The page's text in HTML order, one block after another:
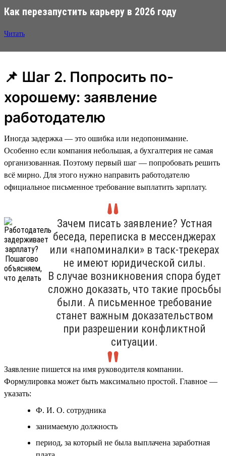
Как перезапустить карьеру в 2026 году
Читать
📌 Шаг 2. Попросить по-
хорошему: заявление
работодателю
Иногда задержка — это ошибка или недопонимание.
Особенно если компания небольшая, а бухгалтерия не самая
организованная. Поэтому первый шаг — попробовать решить
всё мирно. Для этого нужно направить работодателю
официальное письменное требование выплатить зарплату.
Зачем писать заявление? Устная
беседа, переписка в мессенджерах
или «напоминалки» в таск-трекерах
не имеют юридической силы.
В случае возникновения спора будет
сложно доказать, что такие просьбы
были. А письменное требование
станет важным доказательством
при разрешении конфликтной
ситуации.
Заявление пишется на имя руководителя компании.
Формулировка может быть максимально простой. Главное —
указать:
Ф. И. О. сотрудника
занимаемую должность
период, за который не была выплачена заработная